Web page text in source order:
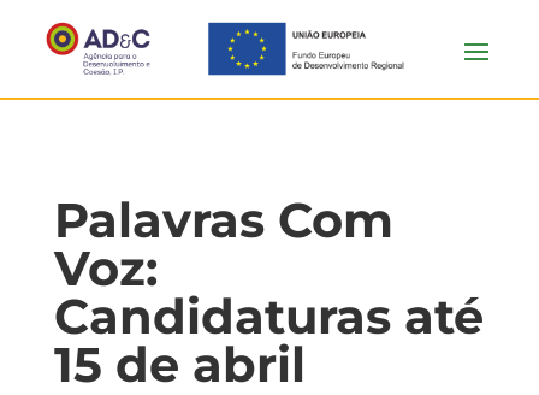
Palavras Com
Voz:
Candidaturas até
15 de abril